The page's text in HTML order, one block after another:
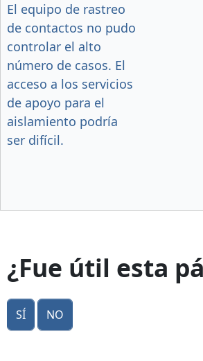
El equipo de rastreo
de contactos no pudo
controlar el alto
número de casos. El
acceso a los servicios
de apoyo para el
aislamiento podría
ser difícil.
¿Fue útil esta
Sí No